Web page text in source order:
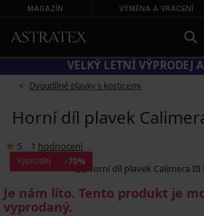
MAGAZÍN VÝMĚNA A VRÁCENÍ
VELKÝ LETNÍ VÝPRODEJ
Dvoudílné plavky s kosticemi
Horní díl plavek
5 1 hodnocení
Výprodej -70%
Je nám líto. Tento produkt je
vyprodaný.